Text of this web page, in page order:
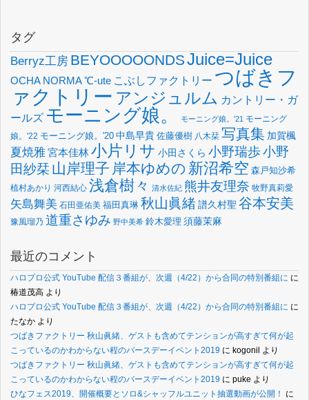
タグ
Berryz工房 BEYOOOOONDSJuice=Juice
OCHA NORMA℃-ute こぶしファクトリー つばきフ
ァクトリー アンジュルム カントリー・ガ
ールズ モーニング娘。 モーニング娘。'21 モーニング
娘。'22 モーニング娘。'20 中島早貴 佐藤優樹 八木栞 写真集 加賀楓
夏焼雅宮本佳林小片リサ 小田さくら 小野瑞歩小野
田紗栞 山岸理子 岸本ゆめの 新沼希空 森戸知沙希
植村あかり 河西結心 浅倉樹々 清水佐紀 熊井友理奈 牧野真莉愛
矢島舞美 石田亜佑美 福田真琳 秋山眞緒譜久村聖 谷本安美
豫風瑠乃 道重さゆみ 野中美希 鈴木愛理 須藤茉麻
最近のコメント
ハロプロ公式 YouTube 配信３番組が、次週（4/22）から合同の特別番組に に
椿道茂高 より
ハロプロ公式 YouTube 配信３番組が、次週（4/22）から合同の特別番組に に
たなか より
つばきファクトリー 秋山眞緒、ゲストも含めてテンションが高すぎて何が起
こっているのかわからない程のバースデーイベント2019 に kogonil より
つばきファクトリー 秋山眞緒、ゲストも含めてテンションが高すぎて何が起
こっているのかわからない程のバースデーイベント2019 に puke より
ひなフェス2019、開催概要とソロ&シャッフルユニット抽選動画が公開！
に